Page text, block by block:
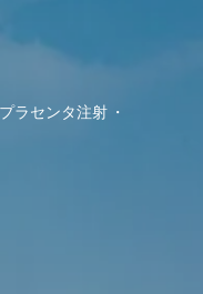
プラセンタ注射